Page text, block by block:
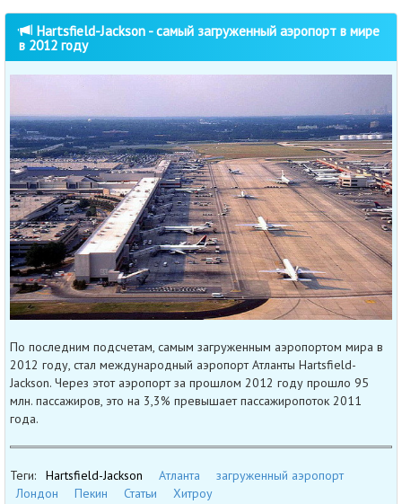
Hartsfield-Jackson - самый загруженный аэропорт в мире
в 2012 году
По последним подсчетам, самым загруженным аэропортом мира в
2012 году, стал международный аэропорт Атланты Hartsfield-
Jackson. Через этот аэропорт за прошлом 2012 году прошло 95
млн. пассажиров, это на 3,3% превышает пассажиропоток 2011
года.
Теги: Hartsfield-Jackson Атланта
загруженный аэропорт
Лондон
Пекин Статьи
Хитроу